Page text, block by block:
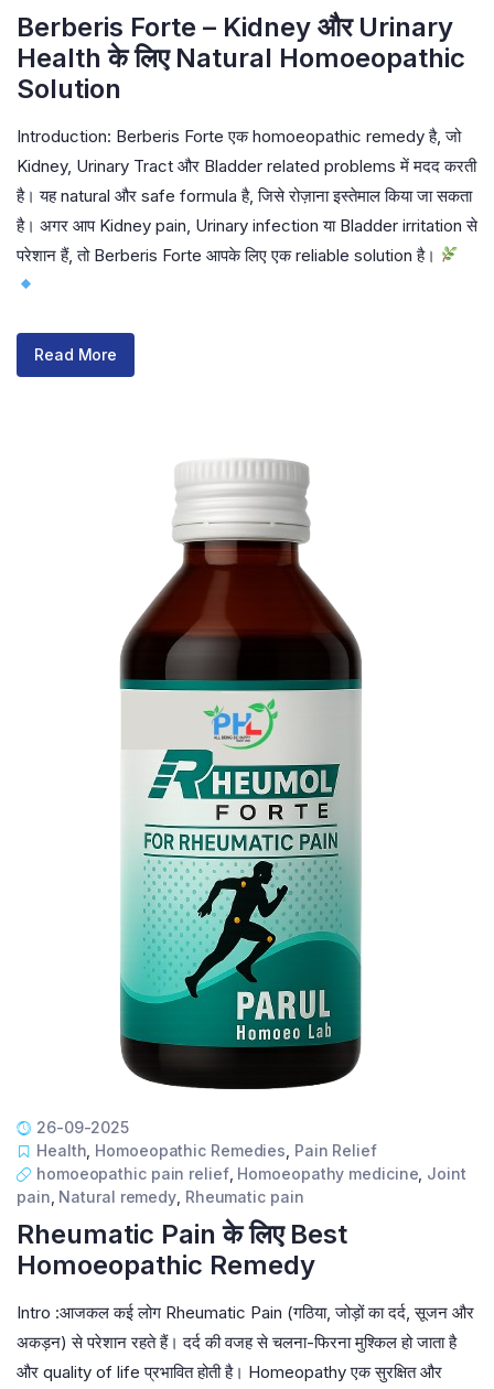
Berberis Forte – Kidney और Urinary
Health के लिए Natural Homoeopathic
Solution
Introduction: Berberis Forte एक homoeopathic remedy है, जो
Kidney, Urinary Tract और Bladder related problems में मदद करती
है। यह natural और safe formula है, जिसे रोज़ाना इस्तेमाल किया जा सकता
है। अगर आप Kidney pain, Urinary infection या Bladder irritation से
परेशान हैं, तो Berberis Forte आपके लिए एक reliable solution है।
Read More
26-09-2025
Health Homoeopathic Remedies Pain Relief
homoeopathic pain relief, Homoeopathy medicine Joint
pain Natural remedy Rheumatic pain
Rheumatic Pain के लिए Best
Homoeopathic Remedy
Intro :आजकल कई लोग Rheumatic Pain (गठिया, जोड़ों का दर्द, सूजन और
अकड़न) से परेशान रहते हैं। दर्द की वजह से चलना-फिरना मुश्किल हो जाता है
और quality of life प्रभावित होती है। Homeopathy एक सुरक्षित और